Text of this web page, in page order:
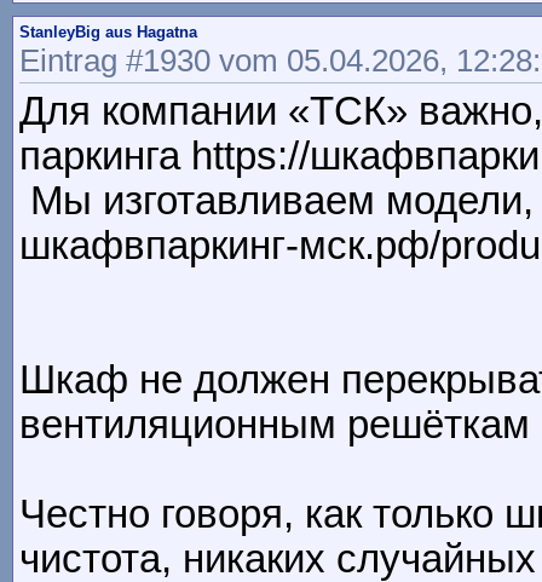
StanleyBig aus Hagatna
Eintrag #1930 vom 05.04.2026,
Для компании «ТСК»
паркинга https://
Мы изготавливаем
шкафвпаркинг-мск.рф/
Шкаф не должен
вентиляционным
Честно говоря, как только
чистота, никаких